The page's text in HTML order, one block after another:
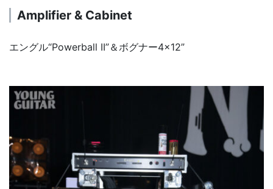
Amplifier & Cabinet
エングル“Powerball II”＆ボグナー4×12”